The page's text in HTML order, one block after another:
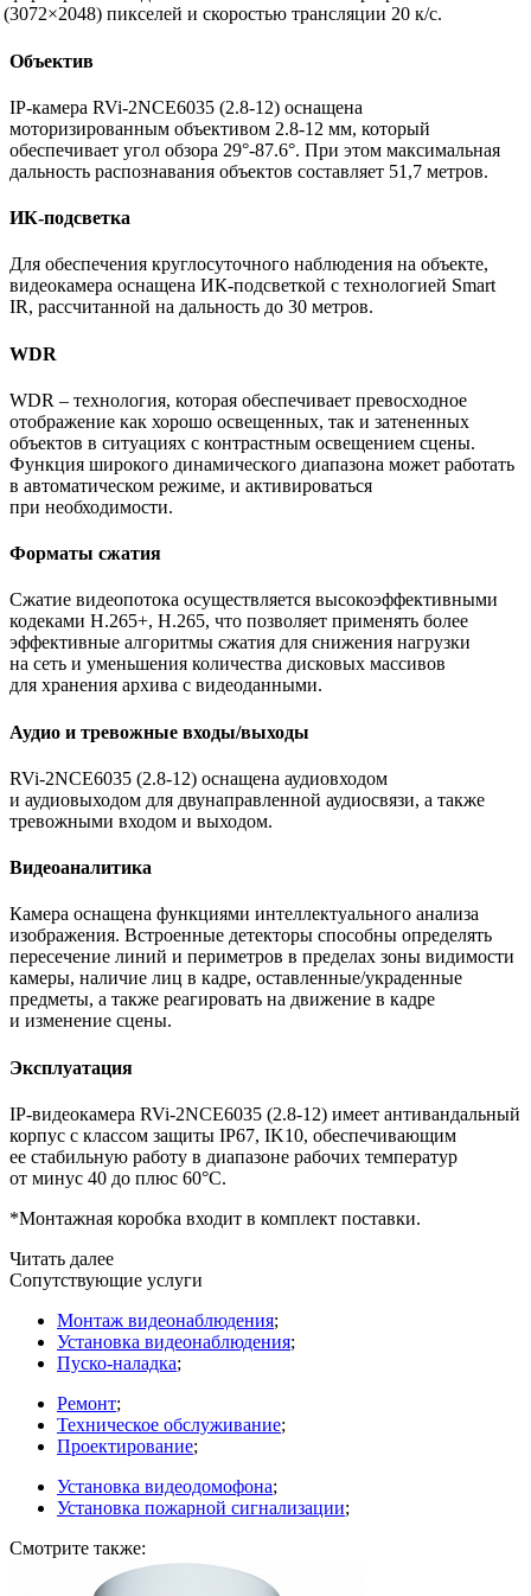
(3072×2048) пикселей и скоростью трансляции 20 к/с.
Объектив
IP-камера RVi-2NCE6035 (2.8-12) оснащена
моторизированным объективом 2.8-12 мм, который
обеспечивает угол обзора 29°-87.6°. При этом максимальная
дальность распознавания объектов составляет 51,7 метров.
ИК-подсветка
Для обеспечения круглосуточного наблюдения на объекте,
видеокамера оснащена ИК-подсветкой с технологией Smart
IR, рассчитанной на дальность до 30 метров.
WDR
WDR – технология, которая обеспечивает превосходное
отображение как хорошо освещенных, так и затененных
объектов в ситуациях с контрастным освещением сцены.
Функция широкого динамического диапазона может работать
в автоматическом режиме, и активироваться
при необходимости.
Форматы сжатия
Сжатие видеопотока осуществляется высокоэффективными
кодеками H.265+, H.265, что позволяет применять более
эффективные алгоритмы сжатия для снижения нагрузки
на сеть и уменьшения количества дисковых массивов
для хранения архива с видеоданными.
Аудио и тревожные входы/выходы
RVi-2NCE6035 (2.8-12) оснащена аудиовходом
и аудиовыходом для двунаправленной аудиосвязи, а также
тревожными входом и выходом.
Видеоаналитика
Камера оснащена функциями интеллектуального анализа
изображения. Встроенные детекторы способны определять
пересечение линий и периметров в пределах зоны видимости
камеры, наличие лиц в кадре, оставленные/украденные
предметы, а также реагировать на движение в кадре
и изменение сцены.
Эксплуатация
IP-видеокамера RVi-2NCE6035 (2.8-12) имеет антивандальный
корпус с классом защиты IP67, IK10, обеспечивающим
ее стабильную работу в диапазоне рабочих температур
от минус 40 до плюс 60°C.
*Монтажная коробка входит в комплект поставки.
Читать далее
Сопутствующие услуги
Монтаж видеонаблюдения;
Установка видеонаблюдения;
Пуско-наладка;
Ремонт;
Техническое обслуживание;
Проектирование;
Установка видеодомофона;
Установка пожарной сигнализации;
Смотрите также: